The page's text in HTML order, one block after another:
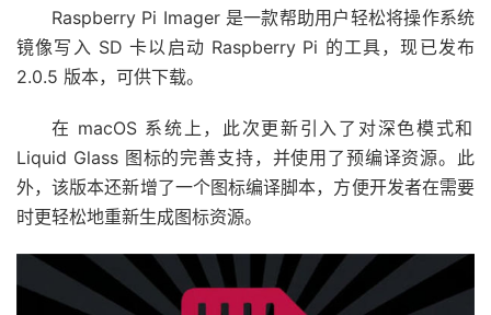
Raspberry Pi Imager 是一款帮助用户轻松将操作系统
镜像写入 SD 卡以启动 Raspberry Pi 的工具，现已发布
2.0.5 版本，可供下载。
在 macOS 系统上，此次更新引入了对深色模式和
Liquid Glass 图标的完善支持，并使用了预编译资源。此
外，该版本还新增了一个图标编译脚本，方便开发者在需要
时更轻松地重新生成图标资源。